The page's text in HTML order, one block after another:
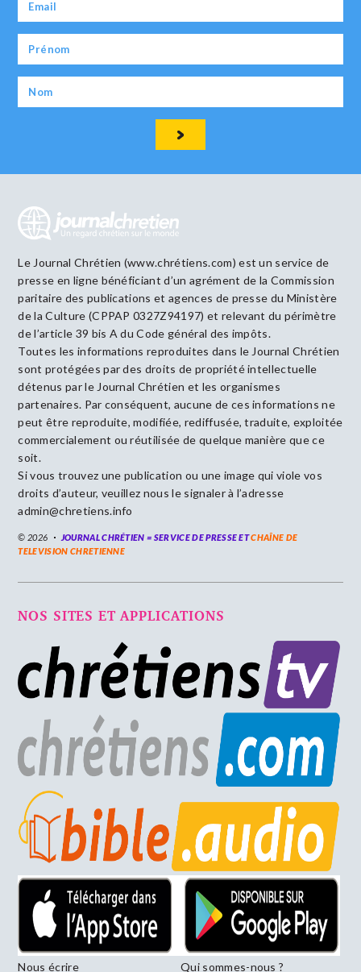
Le Journal Chrétien (www.chrétiens.com) est un service de
presse en ligne bénéficiant d’un agrément de la Commission
paritaire des publications et agences de presse du Ministère
de la Culture (CPPAP 0327Z94197) et relevant du périmètre
de l’article 39 bis A du Code général des impôts.
Toutes les informations reproduites dans le Journal Chrétien
sont protégées par des droits de propriété intellectuelle
détenus par le Journal Chrétien et les organismes
partenaires. Par conséquent, aucune de ces informations ne
peut être reproduite, modifiée, rediffusée, traduite, exploitée
commercialement ou réutilisée de quelque manière que ce
soit.
Si vous trouvez une publication ou une image qui viole vos
droits d’auteur, veuillez nous le signaler à l’adresse
admin@chretiens.info
© 2026 JOURNAL CHRÉTIEN = SERVICE DE PRESSE ETCHAÎNE DE
TELEVISION CHRETIENNE
NOS SITES ET APPLICATIONS
Nous écrire
Qui sommes-nous ?